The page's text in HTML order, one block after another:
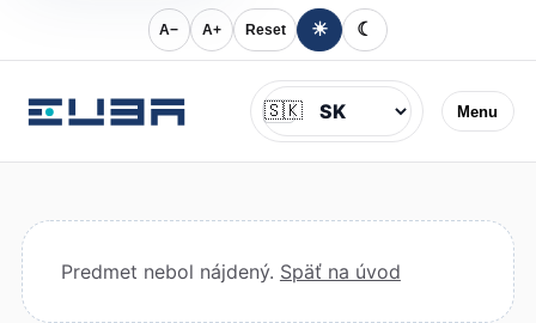
A− A+ Reset ☀ ☾
Menu
Jazyk
🇸🇰
Predmet nebol nájdený. Späť na úvod